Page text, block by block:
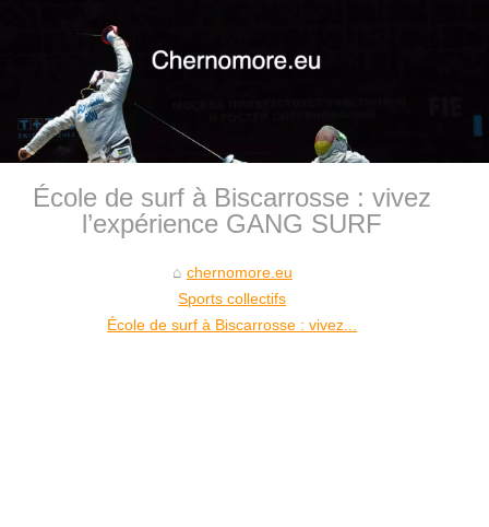
École de surf à Biscarrosse : vivez
l’expérience GANG SURF
chernomore.eu
Sports collectifs
École de surf à Biscarrosse : vivez...